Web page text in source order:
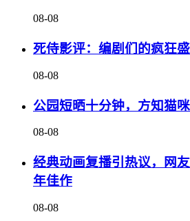
08-08
死侍影评：编剧们的疯狂
08-08
公园短晒十分钟，方知猫
08-08
经典动画复播引热议，网
年佳作
08-08